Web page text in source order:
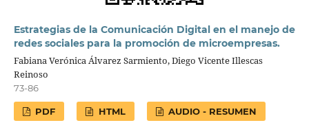
Estrategias de la Comunicación Digital en el manejo de
redes sociales para la promoción de microempresas.
Fabiana Verónica Álvarez Sarmiento, Diego Vicente Illescas
Reinoso
73-86
PDF HTML AUDIO - RESUMEN